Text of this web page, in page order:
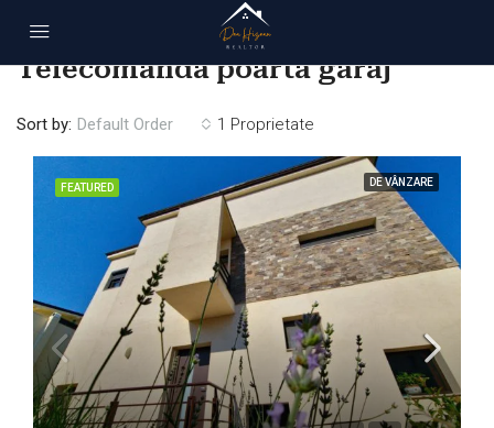
Home Telecomanda poarta garaj
Telecomanda poarta garaj
1 Proprietate
Sort by: Default Order
FEATURED DE VÂNZARE